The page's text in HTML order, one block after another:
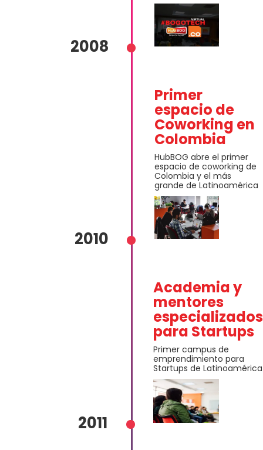
2008
2010
Primer
espacio de
Coworking en
Colombia
HubBOG abre el primer
espacio de coworking de
Colombia y el más
grande de Latinoamérica
2011
Academia y
mentores
especializados
para Startups
Primer campus de
emprendimiento para
Startups de Latinoamérica